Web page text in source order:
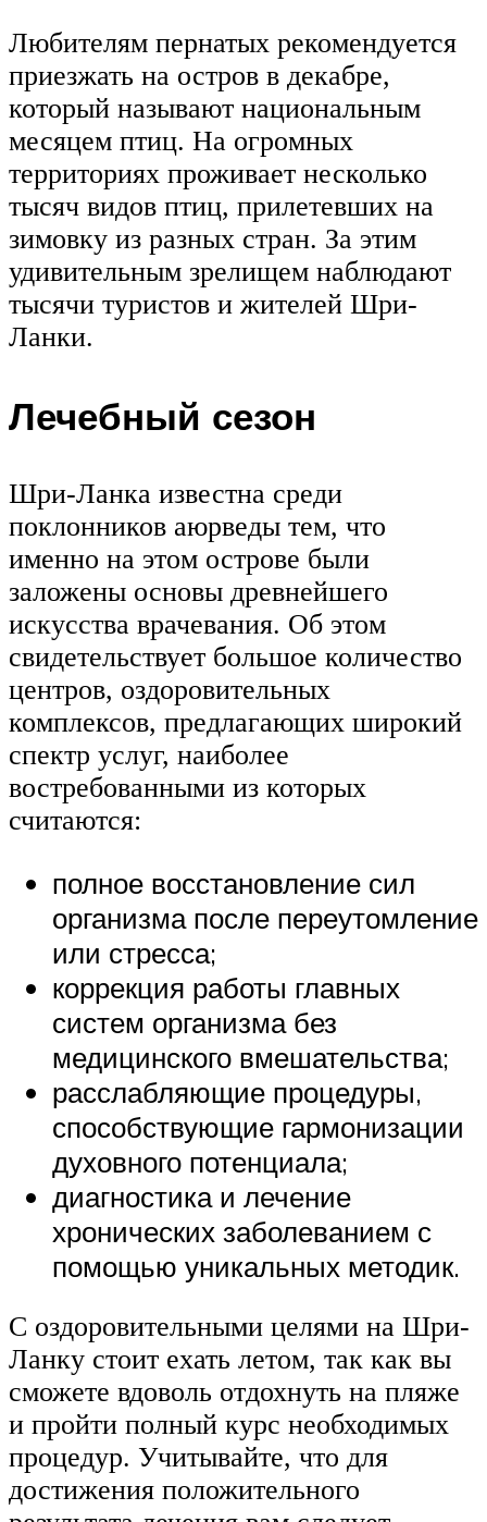
Любителям пернатых рекомендуется
приезжать на остров в декабре,
который называют национальным
месяцем птиц. На огромных
территориях проживает несколько
тысяч видов птиц, прилетевших на
зимовку из разных стран. За этим
удивительным зрелищем наблюдают
тысячи туристов и жителей Шри-
Ланки.
Лечебный сезон
Шри-Ланка известна среди
поклонников аюрведы тем, что
именно на этом острове были
заложены основы древнейшего
искусства врачевания. Об этом
свидетельствует большое количество
центров, оздоровительных
комплексов, предлагающих широкий
спектр услуг, наиболее
востребованными из которых
считаются:
полное восстановление сил
организма после переутомление
или стресса;
коррекция работы главных
систем организма без
медицинского вмешательства;
расслабляющие процедуры,
способствующие гармонизации
духовного потенциала;
диагностика и лечение
хронических заболеванием с
помощью уникальных методик.
С оздоровительными целями на Шри-
Ланку стоит ехать летом, так как вы
сможете вдоволь отдохнуть на пляже
и пройти полный курс необходимых
процедур. Учитывайте, что для
достижения положительного